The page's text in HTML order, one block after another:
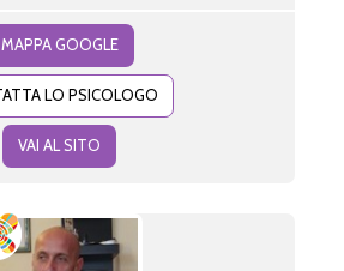
MAPPA GOOGLE
LO PSICOLOGO
VAI AL SITO